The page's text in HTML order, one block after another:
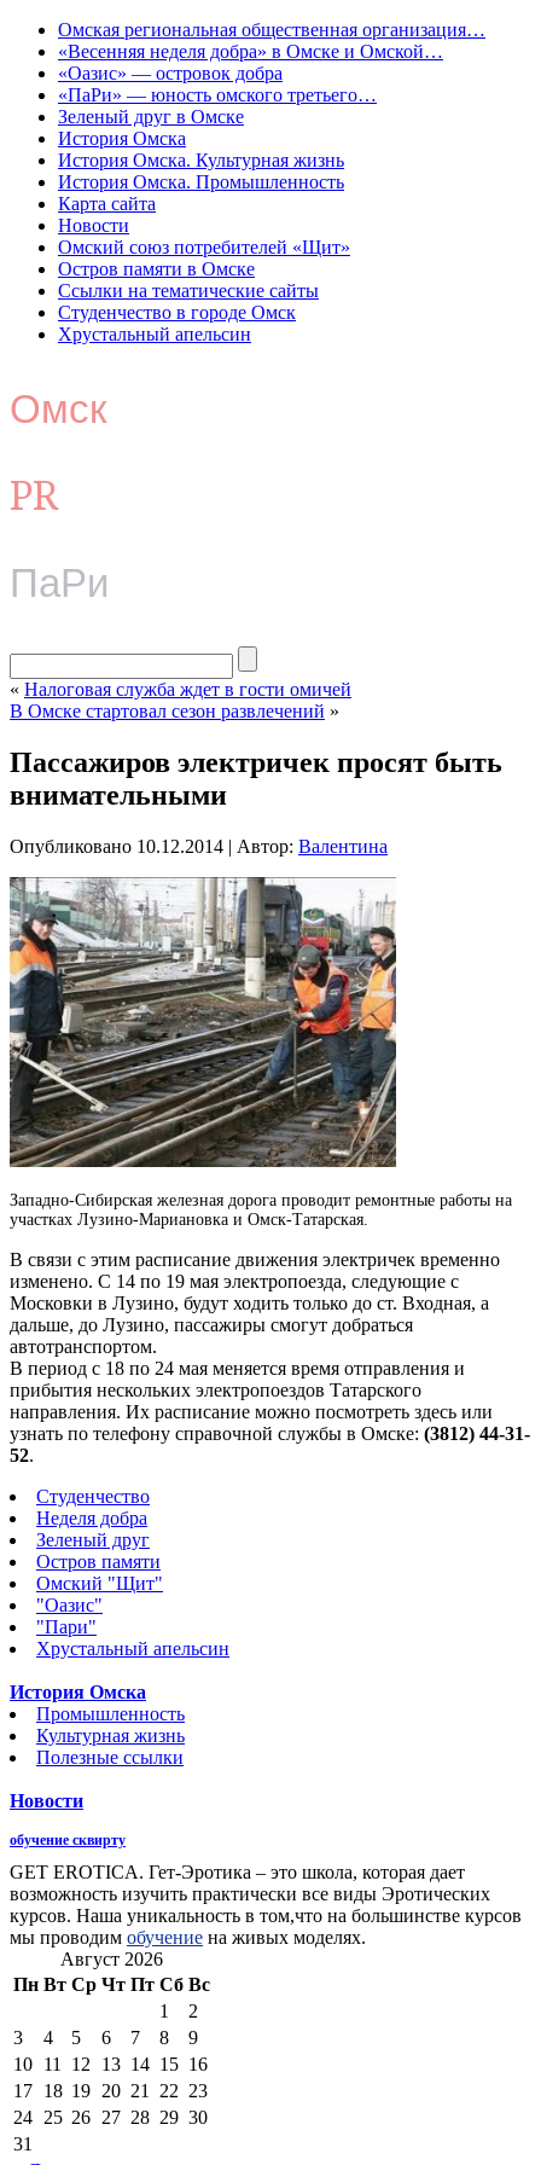
Омская региональная общественная организация…
«Весенняя неделя добра» в Омске и Омской…
«Оазис» — островок добра
«ПаРи» — юность омского третьего…
Зеленый друг в Омске
История Омска
История Омска. Культурная жизнь
История Омска. Промышленность
Карта сайта
Новости
Омский союз потребителей «Щит»
Остров памяти в Омске
Ссылки на тематические сайты
Студенчество в городе Омск
Хрустальный апельсин
Омск
PR
ПаРи
« Налоговая служба ждет в гости омичей
В Омске стартовал сезон развлечений »
Пассажиров электричек просят быть
внимательными
Опубликовано 10.12.2014 | Автор: Валентина
Западно-Сибирская железная дорога проводит ремонтные работы на
участках Лузино-Мариановка и Омск-Татарская.
В связи с этим расписание движения электричек временно
изменено. С 14 по 19 мая электропоезда, следующие с
Московки в Лузино, будут ходить только до ст. Входная, а
дальше, до Лузино, пассажиры смогут добраться
автотранспортом.
В период с 18 по 24 мая меняется время отправления и
прибытия нескольких электропоездов Татарского
направления. Их расписание можно посмотреть здесь или
узнать по телефону справочной службы в Омске: (3812) 44-31-
52.
Студенчество
Неделя добра
Зеленый друг
Остров памяти
Омский "Щит"
"Оазис"
"Пари"
Хрустальный апельсин
История Омска
Промышленность
Культурная жизнь
Полезные ссылки
Новости
обучение сквирту
GET EROTICA. Гет-Эротика – это школа, которая дает
возможность изучить практически все виды Эротических
курсов. Наша уникальность в том,что на большинстве курсов
мы проводим обучение на живых моделях.
Август 2026
Пн Вт Ср Чт Пт Сб Вс
1
2
3
4 5 6 7 8
9
10 11 12 13 14 15 16
17 18 19 20 21 22 23
24 25 26 27 28 29 30
31